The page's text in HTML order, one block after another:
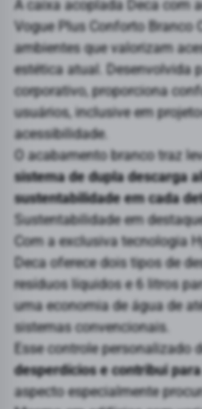
A caixa acoplada Decacom
Vogue Plus Conforto Branco
ambientes que valorizam
estética atual. Desenvolvida
corporativo, proporciona
usuários, inclusive em
acessibilidade.
O acabamento branco traz
sistema de dupla descarga
sustentabilidade em cada
Sustentabilidade em
Com a exclusiva tecnologia
Deca oferece dois tipos de
resíduos líquidos e 6 litros
uma economia de água de
sistemas convencionais.
Esse controle personalizado
desperdícios e contribui
aspecto especialmente